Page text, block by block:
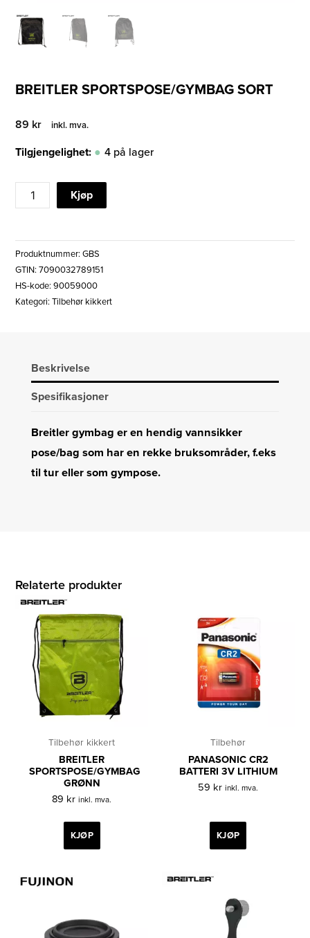
BREITLER SPORTSPOSE/GYMBAG SORT
89 kr inkl. mva.
Tilgjengelighet: 4 på lager
BREITLER
SPORTSPOSE/GYMBAG
antall
Kjøp
Produktnummer:GBS
GTIN: 7090032789151
HS-kode: 90059000
Kategori:Tilbehør kikkert
Beskrivelse
Spesifikasjoner
Breitler gymbag er en hendig vannsikker
pose/bag som har en rekke bruksområder, f.eks
til tur eller som gympose.
Relaterte produkter
Tilbehør kikkert
BREITLER
SPORTSPOSE/GYMBAG
GRØNN
89 kr inkl. mva.
KJØP
Tilbehør
PANASONIC CR2
BATTERI 3V LITHIUM
59 kr inkl. mva.
KJØP